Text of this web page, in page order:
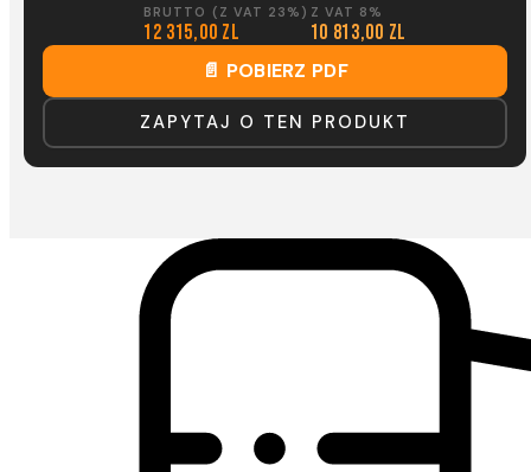
BRUTTO (Z VAT 23%)
12 315,00 zl
Z VAT 8%
10 813,00 zl
📄 POBIERZ PDF
ZAPYTAJ O TEN PRODUKT